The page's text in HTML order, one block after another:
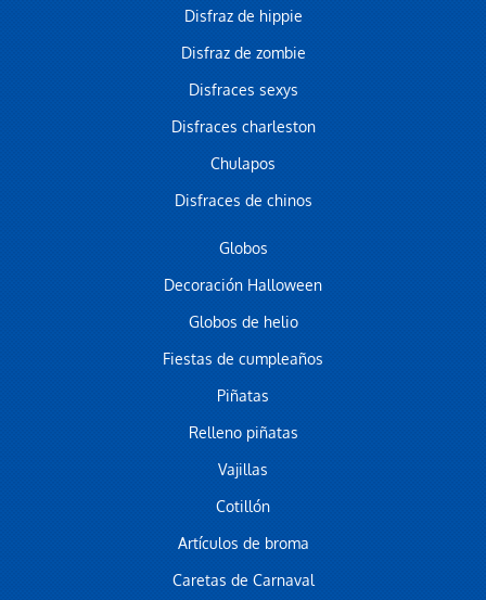
Disfraz de hippie
Disfraz de zombie
Disfraces sexys
Disfraces charleston
Chulapos
Disfraces de chinos
Globos
Decoración Halloween
Globos de helio
Fiestas de cumpleaños
Piñatas
Relleno piñatas
Vajillas
Cotillón
Artículos de broma
Caretas de Carnaval